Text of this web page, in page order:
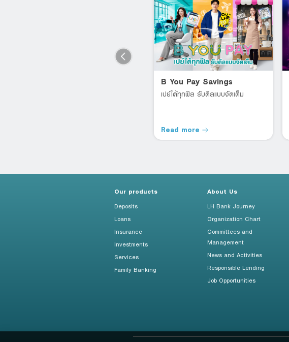
B You Pay Savings
เปย์ได้ทุกฟิล รับดีลแบบจัดเต็ม
Read more
Our products
Deposits
Loans
Insurance
Investments
Services
Family Banking
About Us
LH Bank Journey
Organization Chart
Committees and
Management
News and Activities
Responsible Lending
Job Opportunities